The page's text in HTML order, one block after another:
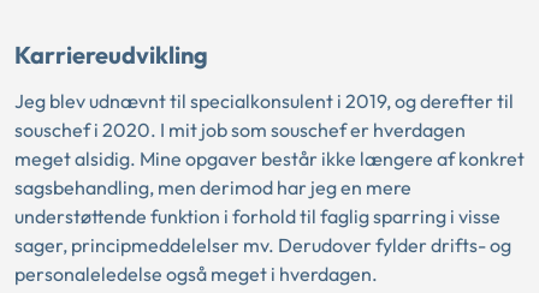
Karriereudvikling
Jeg blev udnævnt til specialkonsulent i 2019, og derefter til
souschef i 2020. I mit job som souschef er hverdagen
meget alsidig. Mine opgaver består ikke længere af konkret
sagsbehandling, men derimod har jeg en mere
understøttende funktion i forhold til faglig sparring i visse
sager, principmeddelelser mv. Derudover fylder drifts- og
personaleledelse også meget i hverdagen.